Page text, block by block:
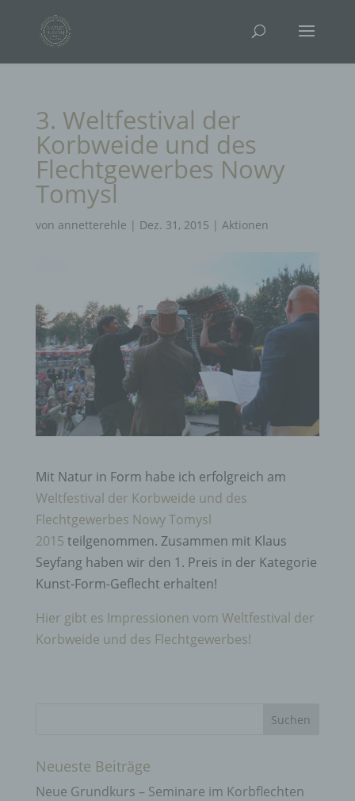
3. Weltfestival der
Korbweide und des
Flechtgewerbes Nowy
Tomysl
von annetterehle | Dez. 31, 2015 | Aktionen
Mit Natur in Form habe ich erfolgreich am
Weltfestival der Korbweide und des
Flechtgewerbes Nowy Tomysl
2015 teilgenommen. Zusammen mit Klaus
Seyfang haben wir den 1. Preis in der Kategorie
Kunst-Form-Geflecht erhalten!
Hier gibt es Impressionen vom Weltfestival der
Korbweide und des Flechtgewerbes!
Neueste Beiträge
Neue Grundkurs – Seminare im Korbflechten